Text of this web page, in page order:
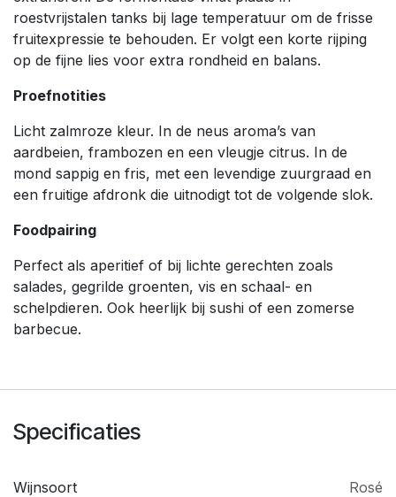
roestvrijstalen tanks bij lage temperatuur om de frisse
fruitexpressie te behouden. Er volgt een korte rijping
op de fijne lies voor extra rondheid en balans.
Proefnotities
Licht zalmroze kleur. In de neus aroma’s van
aardbeien, frambozen en een vleugje citrus. In de
mond sappig en fris, met een levendige zuurgraad en
een fruitige afdronk die uitnodigt tot de volgende slok.
Foodpairing
Perfect als aperitief of bij lichte gerechten zoals
salades, gegrilde groenten, vis en schaal- en
schelpdieren. Ook heerlijk bij sushi of een zomerse
barbecue.
Specificaties
Wijnsoort Rosé